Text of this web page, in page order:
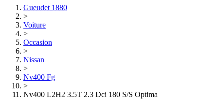
Gueudet 1880
>
Voiture
>
Occasion
>
Nissan
>
Nv400 Fg
>
Nv400 L2H2 3.5T 2.3 Dci 180 S/S Optima